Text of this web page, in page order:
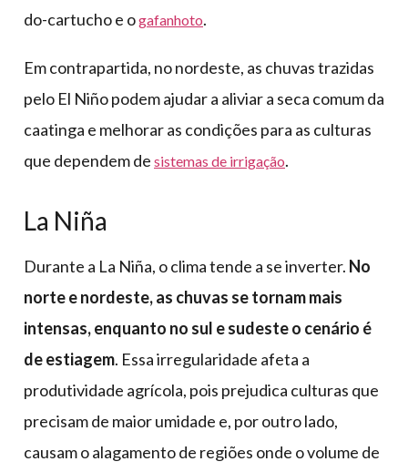
do-cartucho e ogafanhoto.
Em contrapartida, no nordeste, as chuvas trazidas
pelo El Niño podem ajudar a aliviar a seca comum da
caatinga e melhorar as condições para as culturas
que dependem de sistemas de irrigação.
La Niña
Durante a La Niña, o clima tende a se inverter. No
norte e nordeste, as chuvas se tornam mais
intensas, enquanto no sul e sudeste o cenário é
de estiagem. Essa irregularidade afeta a
produtividade agrícola, pois prejudica culturas que
precisam de maior umidade e, por outro lado,
causam o alagamento de regiões onde o volume de